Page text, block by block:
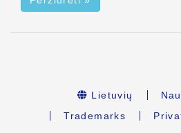
Lietuvių
Trademarks